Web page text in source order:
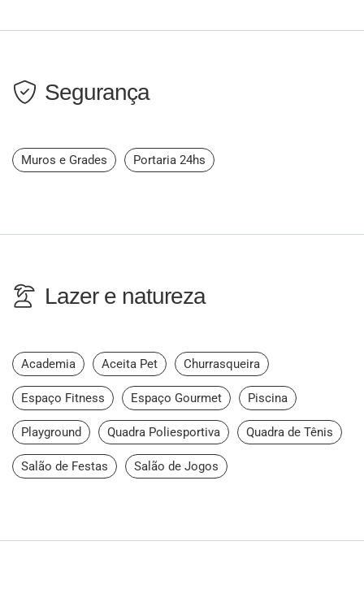
Segurança
Muros e Grades Portaria 24hs
Lazer e natureza
Academia Aceita Pet Churrasqueira
Espaço Fitness Espaço Gourmet Piscina
Playground Quadra Poliesportiva Quadra de Tênis
Salão de Festas Salão de Jogos